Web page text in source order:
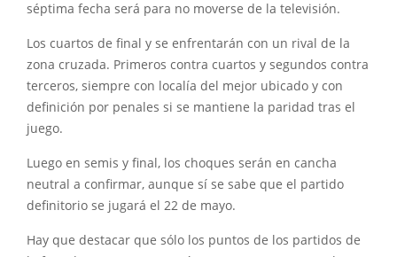
séptima fecha será para no moverse de la televisión.
Los cuartos de final y se enfrentarán con un rival de la
zona cruzada. Primeros contra cuartos y segundos contra
terceros, siempre con localía del mejor ubicado y con
definición por penales si se mantiene la paridad tras el
juego.
Luego en semis y final, los choques serán en cancha
neutral a confirmar, aunque sí se sabe que el partido
definitorio se jugará el 22 de mayo.
Hay que destacar que sólo los puntos de los partidos de